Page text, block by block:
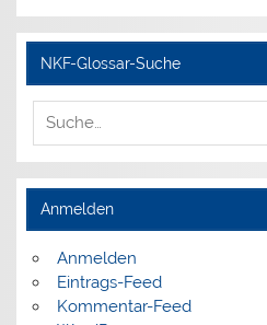
NKF-Glossar-Suche
Anmelden
Anmelden
Eintrags-Feed
Kommentar-Feed